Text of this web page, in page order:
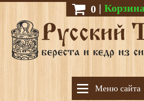
0 |
Меню сайта